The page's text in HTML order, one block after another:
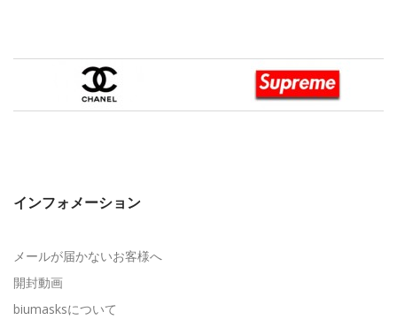
インフォメーション
メールが届かないお客様へ
開封動画
biumasksについて